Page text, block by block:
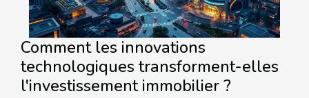
Comment les innovations
technologiques transforment-elles
l'investissement immobilier ?